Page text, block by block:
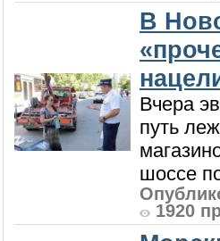
В
Вчера
путь
шоссе
1920